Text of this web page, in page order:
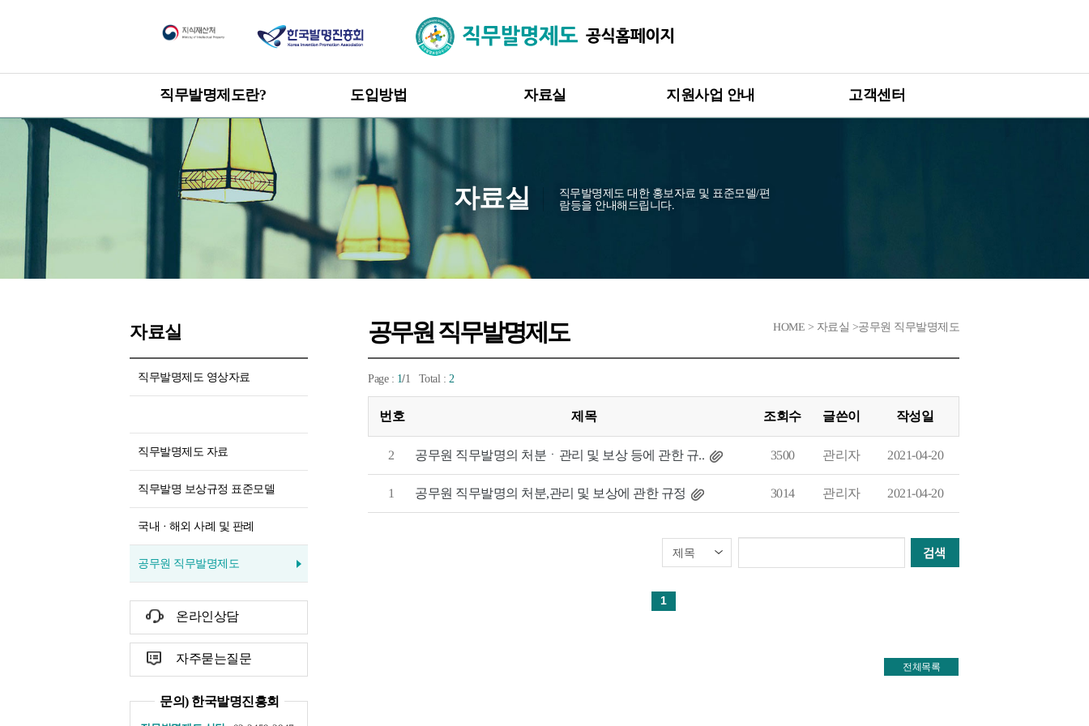
직무발명제도
직무발명제도란?
한눈에 보는 직무발명제도
개요
목적 및 취지
관련 발명진흥법 및 시행령
도입방법
도입방법 안내
신고 · 승계 절차
직무발명 권리관계
직무발명 보상
제도 도입 혜택
자료실
직무발명제도 자료
직무발명 보상규정 표준모델
지원사업 안내
직무발명제도 설명회
인증유효기업
고객센터
자료실 직무발명제도 대한 홍보자료 및 표준모델/편
람등을 안내해드립니다.
자료실
직무발명제도 영상자료
직무발명제도 자료
직무발명 보상규정 표준모델
국내 · 해외 사례 및 판례
공무원 직무발명제도
온라인상담
자주묻는질문
문의) 한국발명진흥회
공무원 직무발명제도 HOME > 자료실 >공무원 직무발명제도
Page : 1/1 Total : 2
번호 제목 조회수 글쓴이 작성일
2 공무원 직무발명의 처분ㆍ관리 및 보상 등에 관한 규.. 3500 관리자 2021-04-20
1 공무원 직무발명의 처분,관리 및 보상에 관한 규정 3014 관리자 2021-04-20
1
전체목록